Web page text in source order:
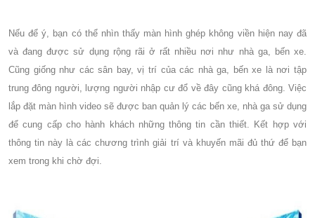
Nếu để ý, bạn có thể nhìn thấy màn hình ghép không viền hiện nay đã
và đang được sử dụng rộng rãi ở rất nhiều nơi như nhà ga, bến xe.
Cũng giống như các sân bay, vị trí của các nhà ga, bến xe là nơi tập
trung đông người, lượng người nhập cư đổ về đây cũng khá đông. Việc
lắp đặt màn hình video sẽ được ban quản lý các bến xe, nhà ga sử dụng
để cung cấp cho hành khách những thông tin cần thiết. Kết hợp với
thông tin này là các chương trình giải trí và khuyến mãi đủ thứ để bạn
xem trong khi chờ đợi.